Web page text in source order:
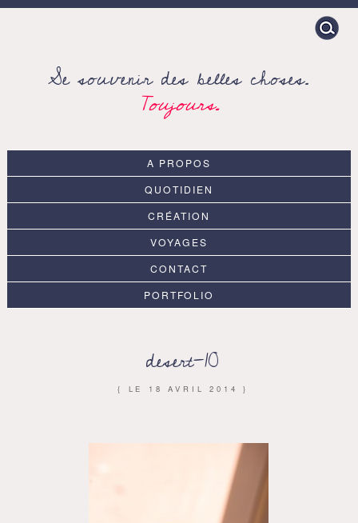
Search
for:
Se souvenir des belles choses.
Toujours.
A PROPOS
QUOTIDIEN
CRÉATION
VOYAGES
CONTACT
PORTFOLIO
desert-10
{ LE 18 AVRIL 2014 }